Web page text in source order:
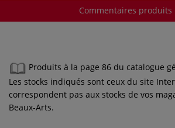
Commentaires produits
Produits à la page 86 du catalogue
Les stocks indiqués sont ceux du site
correspondent pas aux stocks de vos
Beaux-Arts.